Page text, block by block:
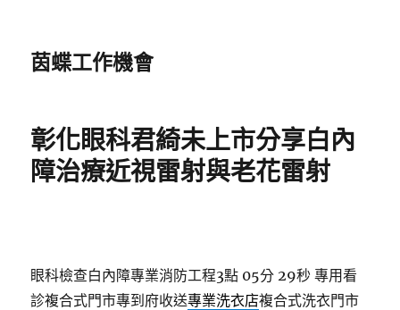
茵蝶工作機會
彰化眼科君綺未上市分享白內
障治療近視雷射與老花雷射
眼科檢查白內障專業消防工程3點 05分 29秒 專用看
診複合式門市專到府收送專業洗衣店複合式洗衣門市